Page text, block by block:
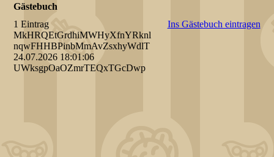
Gästebuch
1 Eintrag
Ins Gästebuch eintragen
MkHRQEtGrdhiMWHyXfnYRknl
nqwFHHBPinbMmAvZsxhyWdlT
24.07.2026 18:01:06
UWksgpOaOZmrTEQxTGcDwp